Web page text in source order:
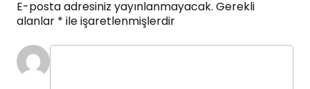
E-posta adresiniz yayınlanmayacak. Gerekli
alanlar * ile işaretlenmişlerdir